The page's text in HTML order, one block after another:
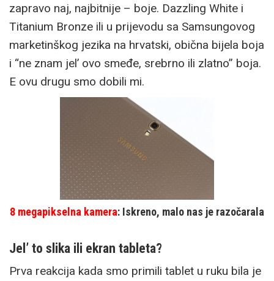
zapravo naj, najbitnije – boje. Dazzling White i
Titanium Bronze ili u prijevodu sa Samsungovog
marketinškog jezika na hrvatski, obična bijela boja
i “ne znam jel’ ovo smeđe, srebrno ili zlatno” boja.
E ovu drugu smo dobili mi.
8 megapikselna kamera: Iskreno, malo nas je razočarala
Jel’ to slika ili ekran tableta?
Prva reakcija kada smo primili tablet u ruku bila je